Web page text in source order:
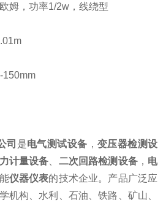
姆，功率1/2w，线绕型
150mm
司 是电气测试设备 ， 变压器检测设
计量设备 二次回路检测设备， 电
仪器仪表的技术企业。产品广泛应
机构、水利、石油、铁路、矿山、